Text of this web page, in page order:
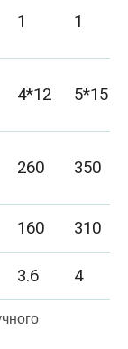
1 1
4*12 5*15
260 350
160
310
3.6 4